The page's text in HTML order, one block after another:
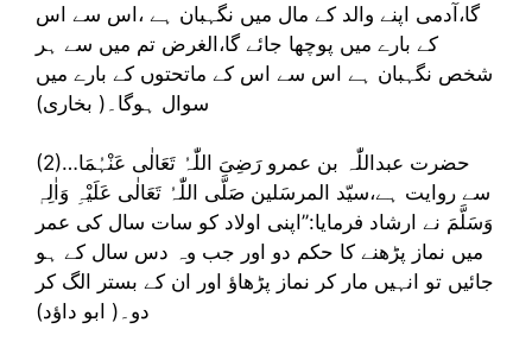
گا،آدمی اپنے والد کے مال میں نگہبان ہے ،اس سے اس
کے بارے میں پوچھا جائے گا،الغرض تم میں سے ہر
شخص نگہبان ہے اس سے اس کے ماتحتوں کے بارے میں
سوال ہوگا۔( بخاری)
(2)…حضرت عبداللّٰہ بن عمرو رَضِیَ اللّٰہُ تَعَالٰی عَنْہُمَا
سے روایت ہے،سیّد المرسَلین صَلَّی اللّٰہُ تَعَالٰی عَلَیْہِ وَاٰلِہٖ
وَسَلَّمَ نے ارشاد فرمایا:’’اپنی اولاد کو سات سال کی عمر
میں نماز پڑھنے کا حکم دو اور جب وہ دس سال کے ہو
جائیں تو انہیں مار کر نماز پڑھاؤ اور ان کے بستر الگ کر
دو۔( ابو داؤد)